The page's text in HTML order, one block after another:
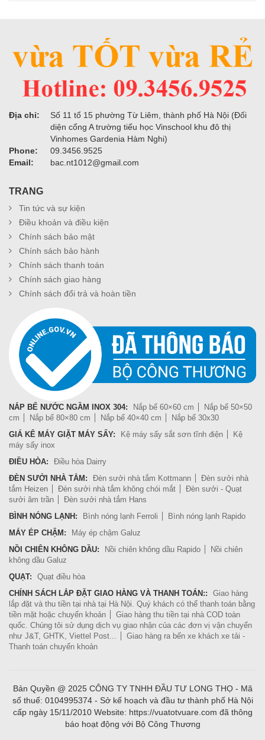
Địa chỉ:
Số 11 tổ 15 phường Từ Liêm, thành phố Hà Nội (Đối
diện cổng A trường tiểu học Vinschool khu đô thị
Vinhomes Gardenia Hàm Nghi)
Phone:
09.3456.9525
Email:
bac.nt1012@gmail.com
TRANG
Tin tức và sự kiện
Điều khoản và điều kiện
Chính sách bảo mật
Chính sách bảo hành
Chính sách thanh toán
Chính sách giao hàng
Chính sách đổi trả và hoàn tiền
NẮP BỂ NƯỚC NGẦM INOX 304: Nắp bể 60×60 cm
Nắp bể 50×50
cm
Nắp bể 80×80 cm Nắp bể 40×40 cm
Nắp bể 30x30
GIÁ KÊ MÁY GIẶT MÁY SẤY:
Kệ máy sấy sắt sơn tĩnh điện
Kệ
máy sấy inox
ĐIỀU HÒA:
Điều hòa Dairry
ĐÈN SƯỞI NHÀ TẮM:
Đèn sưởi nhà tắm Kottmann
Đèn sưởi nhà
tắm Heizen
Đèn sưởi nhà tắm không chói mắt
Đèn sưởi - Quạt
sưởi âm trần
Đèn sưởi nhà tắm Hans
BÌNH NÓNG LẠNH:
Bình nóng lạnh Ferroli
Bình nóng lạnh Rapido
MÁY ÉP CHẬM:
Máy ép chậm Galuz
NỒI CHIÊN KHÔNG DẦU:
Nồi chiên không dầu Rapido
Nồi chiên
không dầu Galuz
QUẠT:
Quạt điều hòa
CHÍNH SÁCH LẮP ĐẶT GIAO HÀNG VÀ THANH TOÁN::
Giao hàng
lắp đặt và thu tiền tại nhà tại Hà Nội. Quý khách có thể thanh toán bằng
tiền mặt hoặc chuyển khoản
Giao hàng thu tiền tại nhà COD toàn
quốc. Chúng tôi sử dụng dịch vụ giao nhận của các đơn vị vận chuyển
như J&T, GHTK, Viettel Post...
Giao hàng ra bến xe khách xe tải -
Thanh toán chuyển khoản
Bản Quyền @ 2025 CÔNG TY TNHH ĐẦU TƯ LONG THỌ - Mã
số thuế: 0104995374 - Sở kế hoạch và đầu tư thành phố Hà Nội
cấp ngày 15/11/2010 Website: https://vuatotvuare.com đã thông
báo hoạt động với Bộ Công Thương